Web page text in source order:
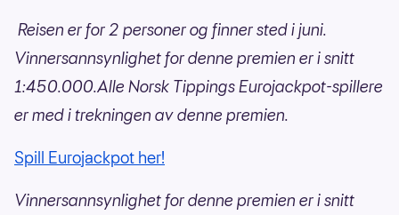
Reisen er for 2 personer og finner sted i juni.
Vinnersannsynlighet for denne premien er i snitt
1:450.000.Alle Norsk Tippings Eurojackpot-spillere
er med i trekningen av denne premien.
Spill Eurojackpot her!
Vinnersannsynlighet for denne premien er i snitt